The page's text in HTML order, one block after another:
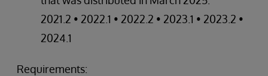
2021.2 • 2022.1 • 2022.2 • 2023.1 • 2023.2 •
2024.1
Requirements: